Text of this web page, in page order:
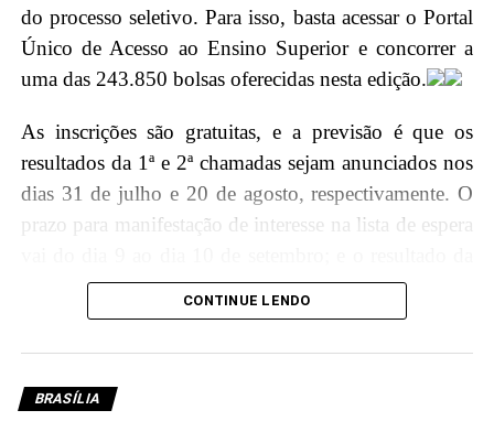
é concedida por decisão unânime dos membros do
Conselho da Ordem do Mérito Judiciário acreano em
diferentes graus, reconhecendo assim a excelência e
relevância do trabalho do ministro para o Judiciário
brasileiro.
Agenda Ministro
11h – Sessão Solene de Outorga da Ordem do
do processo seletivo. Para isso, basta acessar o Portal
Único de Acesso ao Ensino Superior e concorrer a
uma das 243.850 bolsas oferecidas nesta edição.
As inscrições são gratuitas, e a previsão é que os
resultados da 1ª e 2ª chamadas sejam anunciados nos
dias 31 de julho e 20 de agosto, respectivamente. O
prazo para manifestação de interesse na lista de espera
lista de espera sairá em 13 de setembro.
“Para participar do processo seletivo, é
necessário que o candidato tenha
CONTINUE LENDO
BRASÍLIA